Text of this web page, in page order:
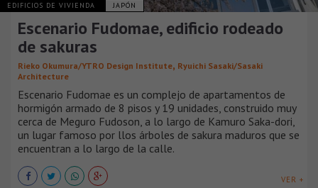
EDIFICIOS DE VIVIENDA JAPÓN
Escenario Fudomae, edificio rodeado
de sakuras
Rieko Okumura/YTRO Design Institute, Ryuichi Sasaki/Sasaki
Architecture
Escenario Fudomae es un complejo de apartamentos de
hormigón armado de 8 pisos y 19 unidades, construido muy
cerca de Meguro Fudoson, a lo largo de Kamuro Saka-dori,
un lugar famoso por llos árboles de sakura maduros que se
encuentran a lo largo de la calle.
VER +